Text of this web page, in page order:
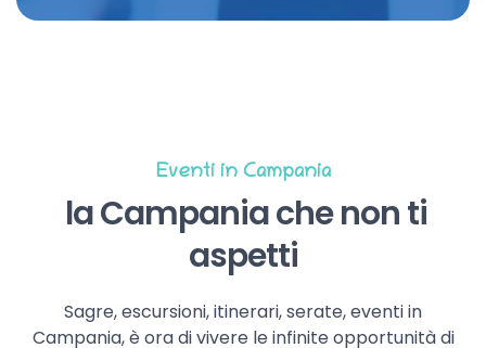
Eventi in Campania
la Campania che non ti
aspetti
Sagre, escursioni, itinerari, serate, eventi in
Campania, è ora di vivere le infinite opportunità di